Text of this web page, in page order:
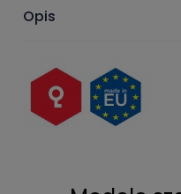
Opis